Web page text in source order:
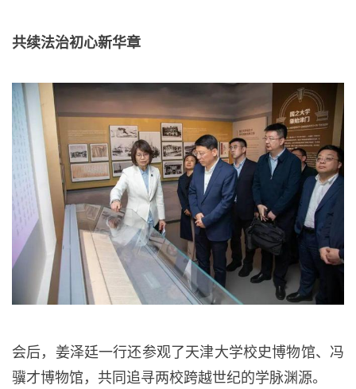
共续法治初心新华章
会后，姜泽廷一行还参观了天津大学校史博物馆、冯
骥才博物馆，共同追寻两校跨越世纪的学脉渊源。